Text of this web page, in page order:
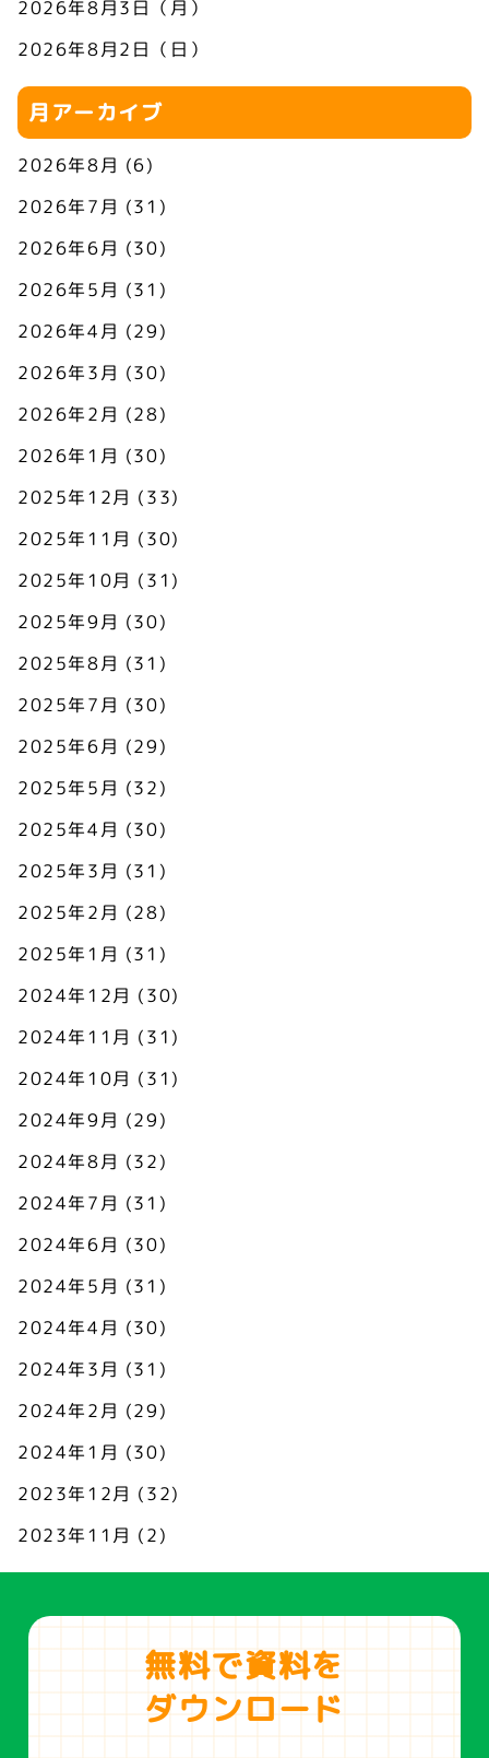
2026年8月3日（月）
2026年8月2日（日）
月アーカイブ
2026年8月 (6)
2026年7月 (31)
2026年6月 (30)
2026年5月 (31)
2026年4月 (29)
2026年3月 (30)
2026年2月 (28)
2026年1月 (30)
2025年12月 (33)
2025年11月 (30)
2025年10月 (31)
2025年9月 (30)
2025年8月 (31)
2025年7月 (30)
2025年6月 (29)
2025年5月 (32)
2025年4月 (30)
2025年3月 (31)
2025年2月 (28)
2025年1月 (31)
2024年12月 (30)
2024年11月 (31)
2024年10月 (31)
2024年9月 (29)
2024年8月 (32)
2024年7月 (31)
2024年6月 (30)
2024年5月 (31)
2024年4月 (30)
2024年3月 (31)
2024年2月 (29)
2024年1月 (30)
2023年12月 (32)
2023年11月 (2)
無料で資料を
ダウンロード